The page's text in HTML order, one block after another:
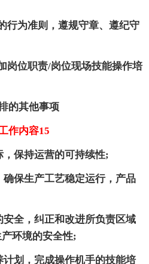
为准则，遵规守章、遵纪守
位职责/岗位现场技能操作培
的其他事项
作内容15
保持运营的可持续性;
保生产工艺稳定运行，产品
全，纠正和改进所负责区域
环境的安全性;
划，完成操作机手的技能培